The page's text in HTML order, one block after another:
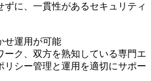
に、一貫性があるセキュリティ
せ運用が可能
ク、双方を熟知している専門エ
リシー管理と運用を適切にサポー